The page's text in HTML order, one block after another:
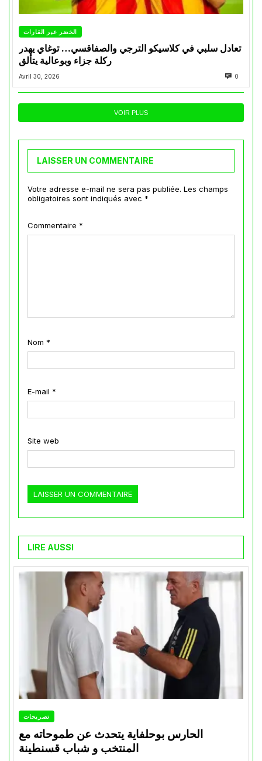
الخضر عبر القارات
تعادل سلبي في كلاسيكو الترجي والصفاقسي… توغاي يهدر
ركلة جزاء وبوعالية يتألق
Avril 30, 2026 0
VOIR PLUS
LAISSER UN COMMENTAIRE
Votre adresse e-mail ne sera pas publiée. Les champs
obligatoires sont indiqués avec *
Commentaire *
Nom *
E-mail *
Site web
LIRE AUSSI
تصريحات
الحارس بوحلفاية يتحدث عن طموحاته مع
المنتخب و شباب قسنطينة